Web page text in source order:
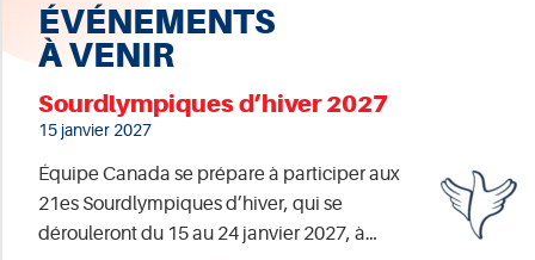
ÉVÉNEMENTS
À VENIR
Sourdlympiques d’hiver 2027
15 janvier 2027
Équipe Canada se prépare à participer aux
21es Sourdlympiques d’hiver, qui se
dérouleront du 15 au 24 janvier 2027, à…